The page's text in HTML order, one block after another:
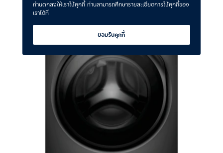
ท่านตกลงให้เราใช้คุกกี้ ท่านสามารถศึกษารายละเอียดการใช้คุกกี้ของ
เราได้ที่
ยอมรับคุกกี้